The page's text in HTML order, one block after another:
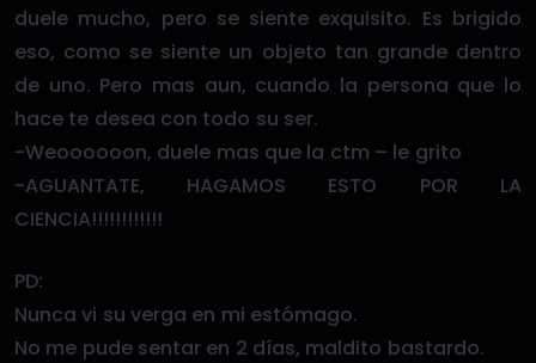
duele mucho, pero se siente exquisito. Es brigido
eso, como se siente un objeto tan grande dentro
de uno. Pero mas aun, cuando la persona que lo
hace te desea con todo su ser.
-Weoooooon, duele mas que la ctm – le grito
-AGUANTATE, HAGAMOS ESTO POR LA
CIENCIA!!!!!!!!!!!!
PD:
Nunca vi su verga en mi estómago.
No me pude sentar en 2 días, maldito bastardo.